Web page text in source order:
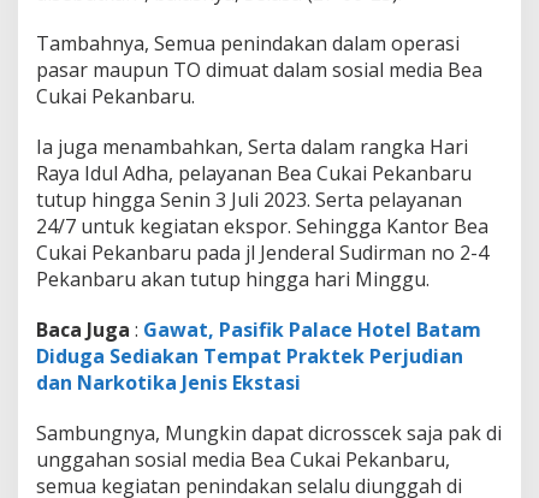
Tambahnya, Semua penindakan dalam operasi
pasar maupun TO dimuat dalam sosial media Bea
Cukai Pekanbaru.
Ia juga menambahkan, Serta dalam rangka Hari
Raya Idul Adha, pelayanan Bea Cukai Pekanbaru
tutup hingga Senin 3 Juli 2023. Serta pelayanan
24/7 untuk kegiatan ekspor. Sehingga Kantor Bea
Cukai Pekanbaru pada jl Jenderal Sudirman no 2-4
Pekanbaru akan tutup hingga hari Minggu.
Baca Juga : Gawat, Pasifik Palace Hotel Batam
Diduga Sediakan Tempat Praktek Perjudian
dan Narkotika Jenis Ekstasi
Sambungnya, Mungkin dapat dicrosscek saja pak di
unggahan sosial media Bea Cukai Pekanbaru,
semua kegiatan penindakan selalu diunggah di